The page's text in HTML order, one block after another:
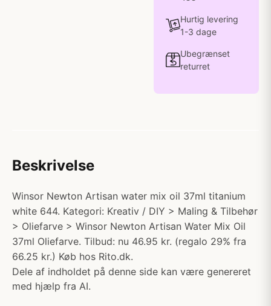
Hurtig levering
1-3 dage
Ubegrænset
returret
Beskrivelse
Winsor Newton Artisan water mix oil 37ml titanium
white 644. Kategori: Kreativ / DIY > Maling & Tilbehør
> Oliefarve > Winsor Newton Artisan Water Mix Oil
37ml Oliefarve. Tilbud: nu 46.95 kr. (regalo 29% fra
66.25 kr.) Køb hos Rito.dk.
Dele af indholdet på denne side kan være genereret
med hjælp fra AI.